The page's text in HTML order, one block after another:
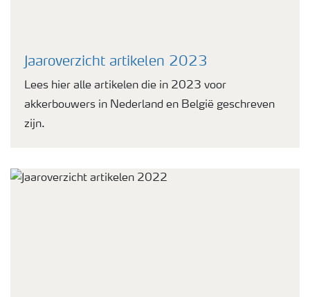
Jaaroverzicht artikelen 2023
Lees hier alle artikelen die in 2023 voor
akkerbouwers in Nederland en België geschreven
zijn.